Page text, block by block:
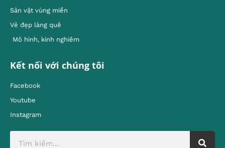
Sản vật vùng miền
Vẻ đẹp làng quê
Mô hình, kinh nghiêm
Kết nối với chúng tôi
Facebook
Youtube
Instagram